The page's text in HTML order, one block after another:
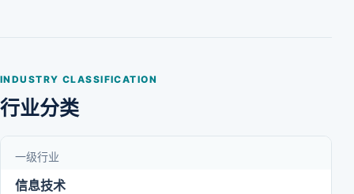
INDUSTRY CLASSIFICATION
行业分类
一级行业
信息技术